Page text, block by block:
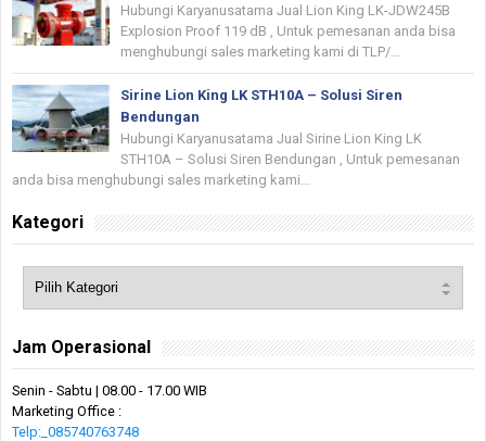
Hubungi Karyanusatama Jual Lion King LK-JDW245B
Explosion Proof 119 dB , Untuk pemesanan anda bisa
menghubungi sales marketing kami di TLP/...
Sirine Lion King LK STH10A – Solusi Siren
Bendungan
Hubungi Karyanusatama Jual Sirine Lion King LK
STH10A – Solusi Siren Bendungan , Untuk pemesanan
anda bisa menghubungi sales marketing kami...
Kategori
Jam Operasional
Senin - Sabtu | 08.00 - 17.00 WIB
Marketing Office :
Telp:_085740763748